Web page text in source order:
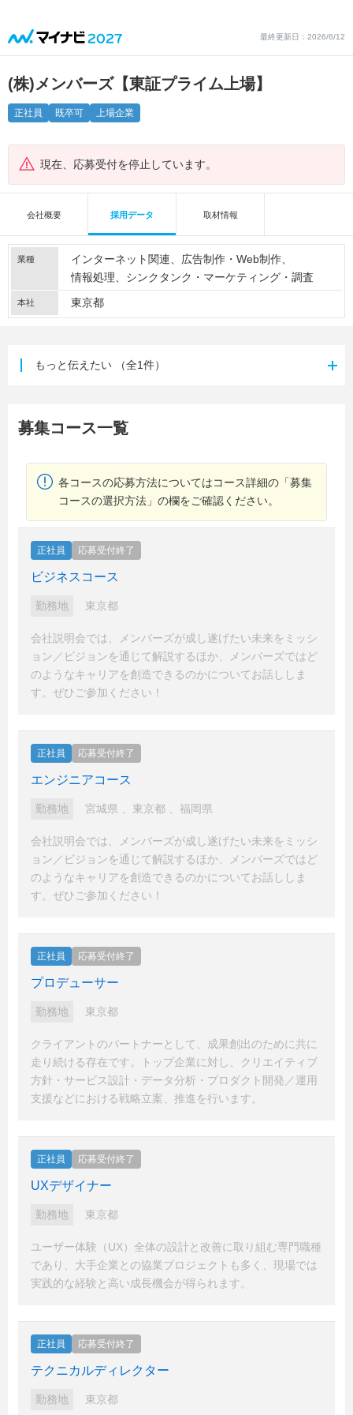
最終更新日：2026/6/12
(株)メンバーズ【東証プライム上場】
正社員 既卒可 上場企業
現在、応募受付を停止しています。
会社概要 採用データ 取材情報
業種 インターネット関連
広告制作・Web制作
情報処理
シンクタンク・マーケティング・調査
本社 東京都
もっと伝えたい （全1件）
募集コース一覧
各コースの応募方法についてはコース詳細の「募集
コースの選択方法」の欄をご確認ください。
正社員 応募受付終了
ビジネスコース
勤務地 東京都
会社説明会では、メンバーズが成し遂げたい未来をミッシ
ョン／ビジョンを通じて解説するほか、メンバーズではど
のようなキャリアを創造できるのかについてお話ししま
す。ぜひご参加ください！
正社員 応募受付終了
エンジニアコース
勤務地 宮城県 東京都 福岡県
会社説明会では、メンバーズが成し遂げたい未来をミッシ
ョン／ビジョンを通じて解説するほか、メンバーズではど
のようなキャリアを創造できるのかについてお話ししま
す。ぜひご参加ください！
正社員 応募受付終了
プロデューサー
勤務地 東京都
クライアントのパートナーとして、成果創出のために共に
走り続ける存在です。トップ企業に対し、クリエイティブ
方針・サービス設計・データ分析・プロダクト開発／運用
支援などにおける戦略立案、推進を行います。
正社員 応募受付終了
UXデザイナー
勤務地 東京都
ユーザー体験（UX）全体の設計と改善に取り組む専門職種
であり、大手企業との協業プロジェクトも多く、現場では
実践的な経験と高い成長機会が得られます。
正社員 応募受付終了
テクニカルディレクター
勤務地 東京都